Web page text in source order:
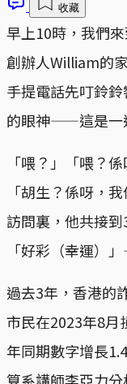
收藏
早上10時，我們
創辦人William的
手提電話先叮鈴
的眼神——這是一
「喂？」「喂？
「胡生？係呀，
訪問裏，他共接
「好彩（幸運）
過去3年，香港的
市民在2023年8月
年同期數字增長
算系講師李亞力